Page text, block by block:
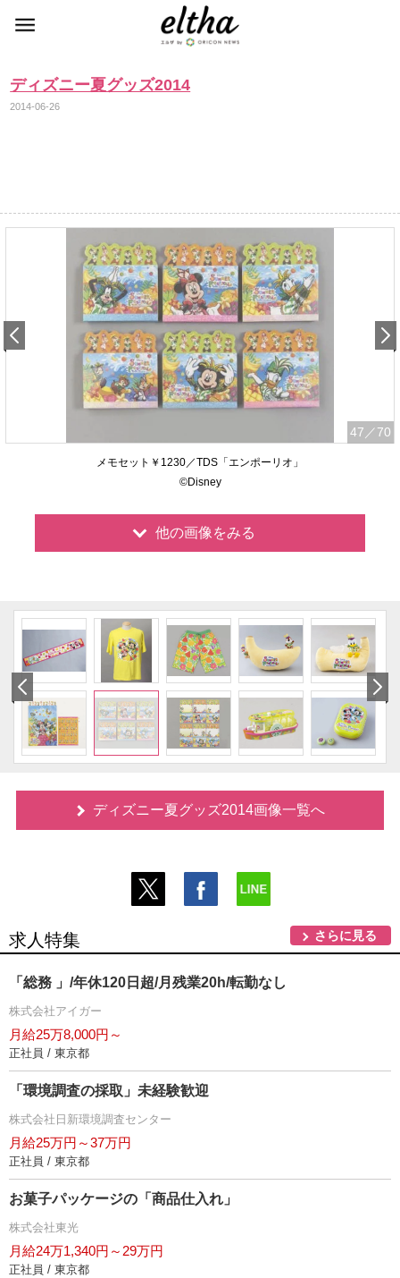
ディズニー夏グッズ2014
2014-06-26
47 ／70
メモセット￥1230／TDS「エンポーリオ」
©Disney
他の画像をみる
ディズニー夏グッズ2014画像一覧へ
求人特集 さらに見る
「総務 」/年休120日超/月残業20h/転勤なし
株式会社アイガー
月給25万8,000円～
正社員 / 東京都
「環境調査の採取」未経験歓迎
株式会社日新環境調査センター
月給25万円～37万円
正社員 / 東京都
お菓子パッケージの「商品仕入れ」
株式会社東光
月給24万1,340円～29万円
正社員 / 東京都